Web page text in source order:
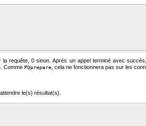
requête, 0 sinon. Après un appel terminé avec
. Comme PQprepare , cela ne fonctionnera pas sur les
le(s) résultat(s).